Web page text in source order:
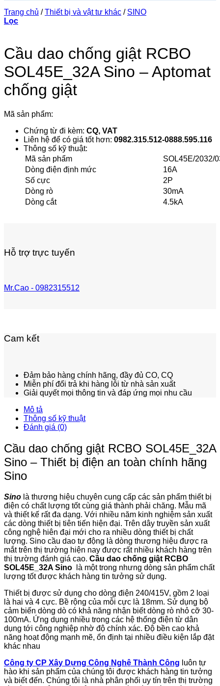
Trang chủ / Thiết bị và vật tư khác / SINO
Lọc
Cầu dao chống giật RCBO
SOL45E_32A Sino – Aptomat
chống giật
Mã sản phẩm:
Chứng từ đi kèm: CQ, VAT
Liên hệ để có giá tốt hơn: 0982.315.512-0888.595.116
Thông số kỹ thuật:
Mã sản phẩm
SOL45E/2032/
Dòng điện định mức
16A
Số cực
2P
Dòng rò
30mA
Dòng cắt
4.5kA
Hỗ trợ trực tuyến
Mr.Cao - 0982315512
Cam kết
Đảm bảo hàng chính hãng, đầy đủ CO, CQ
Miễn phí đổi trả khi hàng lỗi từ nhà sản xuất
Giải quyết mọi thông tin và đáp ứng mọi nhu cầu
Mô tả
Thông số kỹ thuật
Đánh giá (0)
Cầu dao chống giật RCBO SOL45E_32A
Sino – Thiết bị điện an toàn chính hãng
Sino
Sino là thương hiệu chuyên cung cấp các sản phẩm thiết bị
điện có chất lượng tốt cùng giá thành phải chăng. Mẫu mã
và thiết kế rất đa dạng. Với nhiều năm kinh nghiệm sản xuất
các dòng thiết bị tiên tiến hiện đại. Trên dây truyền sản xuất
công nghệ hiên đại mới cho ra nhiều dòng thiết bị chất
lượng. Sino cầu dao tự động là dòng thương hiệu được ra
mắt trên thị trường hiện nay được rất nhiều khách hàng trên
thị trường đánh giá cao. Cầu dao chống giật RCBO
SOL45E_32A Sino
là một trong nhưng dòng sản phẩm chất
lượng tốt được khách hàng tin tưởng sử dụng.
Thiết bị được sử dụng cho dòng điện 240/415V, gồm 2 loại
là hai và 4 cực. Bề rộng của mỗi cực là 18mm. Sử dụng bộ
cảm biến dòng dò có khả năng nhận biết dòng rò nhỏ cỡ 30-
100mA. Ứng dụng nhiều trong các hệ thống điện từ dân
dụng tới công nghiệp nhờ độ chính xác. Độ bền cao khả
năng hoạt động mạnh mẽ, ổn định tại nhiều điều kiện lắp đặt
khác nhau
Công ty CP Xây Dựng Công Nghệ Thành Công luôn tự
hào khi sản phẩm của chúng tôi được khách hàng tin tưởng
và biết đến. Chúng tôi là nhà phân phối uy tín trên thị trường